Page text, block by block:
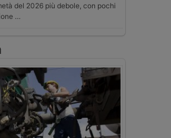
del 2026 più debole, con pochi
…